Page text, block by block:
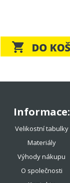
Informace:
Velikostní tabulky
Materiály
Výhody nákupu
O společnosti